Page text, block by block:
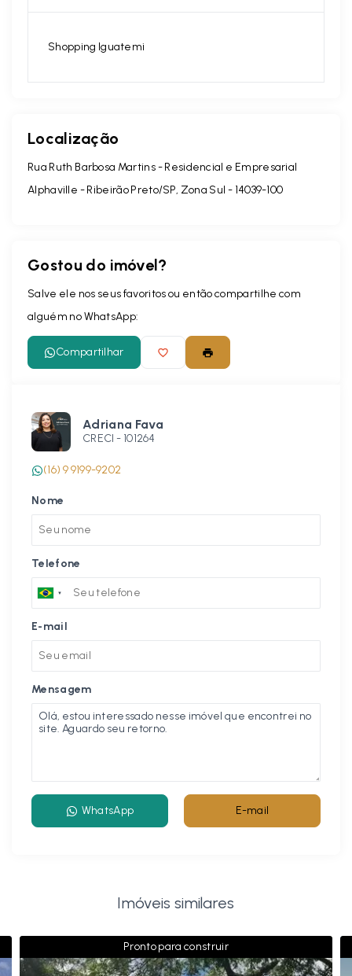
Shopping Iguatemi
Localização
Rua Ruth Barbosa Martins - Residencial e Empresarial
Alphaville - Ribeirão Preto/SP, Zona Sul - 14039-100
Gostou do imóvel?
Salve ele nos seus favoritos ou então compartilhe com
alguém no WhatsApp:
Compartilhar
Adriana Fava
CRECI - 101264
(16) 9 9199-9202
Nome
Telefone
E-mail
Mensagem
WhatsApp E-mail
Imóveis similares
Pronto para construir